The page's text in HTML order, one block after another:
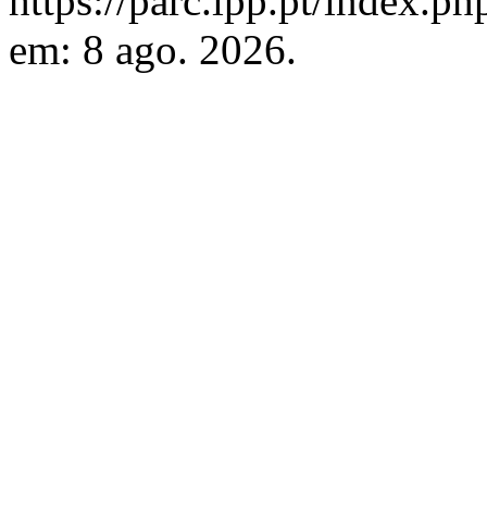
em: 8 ago. 2026.